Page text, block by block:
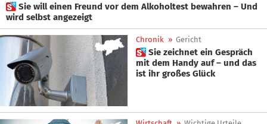
 Sie will einen Freund vor dem Alkoholtest bewahren – Und
wird selbst angezeigt
Chronik » Gericht
 Sie zeichnet ein Gespräch
mit dem Handy auf – und das
ist ihr großes Glück